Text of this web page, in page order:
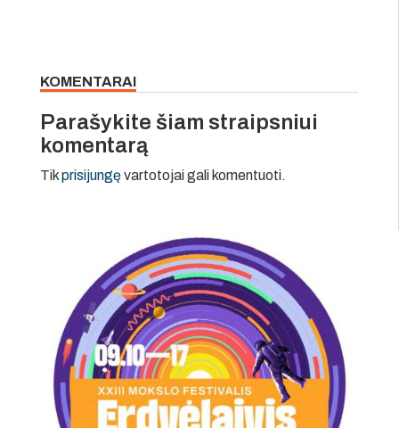
KOMENTARAI
Parašykite šiam straipsniui
komentarą
Tikprisijungęvartotojai gali komentuoti.